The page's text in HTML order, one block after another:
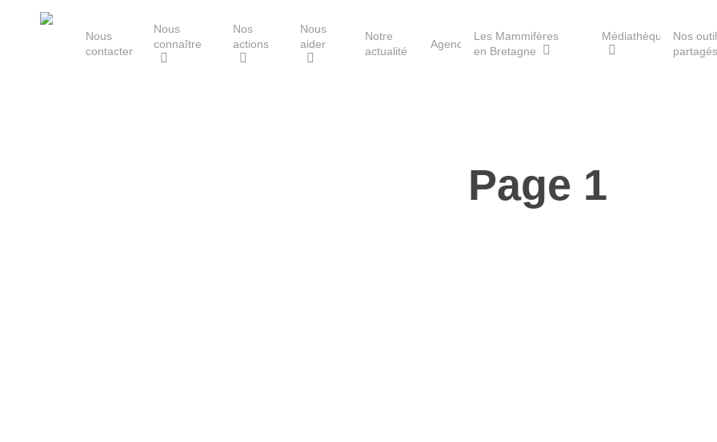
Nous
contacter
Nous
connaître
Nos
actions
Les Havres de paix pour la
loutre
Nous
aider
Notre
actualité
Agenda
Les Mammifères
en Bretagne
Médiathèque
Nos
partagés
Page 1